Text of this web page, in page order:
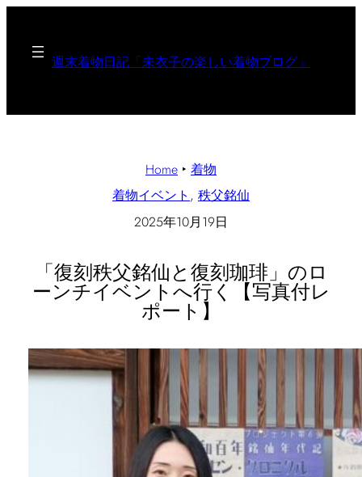
週末着物日記「未衣子の楽しい着物ブログ」
Home ‣ 着物
着物イベント , 秩父銘仙
2025年10月19日
「復刻秩父銘仙と復刻珈琲」のロ
ーンチイベントへ行く【写真付レ
ポート】